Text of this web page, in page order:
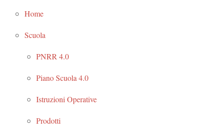
Home
Scuola
PNRR 4.0
Piano Scuola 4.0
Istruzioni Operative
Prodotti